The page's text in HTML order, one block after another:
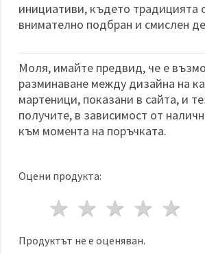
инициативи, където традицията
внимателно подбран и смислен
Моля, имайте предвид, че е
разминаване между дизайна на
мартеници, показани в сайта, и
получите, в зависимост от
към момента на поръчката.
Оцени продукта:
4
3 звезди
2 звезди
1 звезда
Продуктът не е оценяван.